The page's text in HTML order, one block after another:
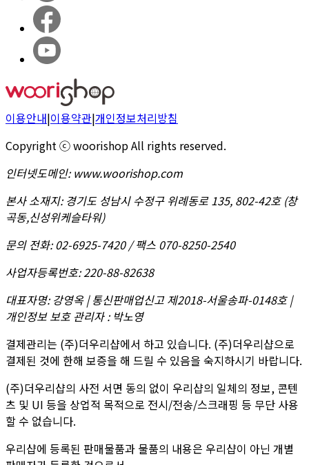
이용안내|이용약관|개인정보처리방침
Copyright ⓒ woorishop All rights reserved.
인터넷도메인:www.woorishop.com
본사 소재지:경기도 성남시 수정구 위례동로 135, 802-42호 (창
곡동,신성위케슬타워)
문의 전화:02-6925-7420 / 팩스 070-8250-2540
사업자등록번호:220-88-82638
대표자명:강영옥 | 통신판매업신고 제2018-서울송파-0148호 |
개인정보 보호 관리자 : 박노영
결제관리는 (주)더우리샵에서 하고 있습니다. (주)더우리샵으로
결제된 것에 한해 보증을 해 드릴 수 있음을 숙지하시기 바랍니다.
(주)더우리샵의 사전 서면 동의 없이 우리샵의 일체의 정보, 콘텐
츠 및 UI 등을 상업적 목적으로 전시/전송/스크래핑 등 무단 사용
할 수 없습니다.
우리샵에 등록된 판매물품과 물품의 내용은 우리샵이 아닌 개별